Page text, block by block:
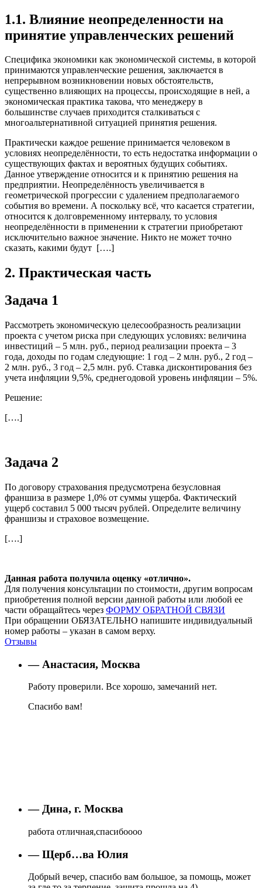
1.1. Влияние неопределенности на
принятие управленческих решений
Специфика экономики как экономической системы, в которой
принимаются управленческие решения, заключается в
непрерывном возникновении новых обстоятельств,
существенно влияющих на процессы, происходящие в ней, а
экономическая практика такова, что менеджеру в
большинстве случаев приходится сталкиваться с
многоальтернативной ситуацией принятия решения.
Практически каждое решение принимается человеком в
условиях неопределённости, то есть недостатка информации о
существующих фактах и вероятных будущих событиях.
Данное утверждение относится и к принятию решения на
предприятии. Неопределённость увеличивается в
геометрической прогрессии с удалением предполагаемого
события во времени. А поскольку всё, что касается стратегии,
относится к долговременному интервалу, то условия
неопределённости в применении к стратегии приобретают
исключительно важное значение. Никто не может точно
сказать, какими будут [….]
2. Практическая часть
Задача 1
Рассмотреть экономическую целесообразность реализации
проекта с учетом риска при следующих условиях: величина
инвестиций – 5 млн. руб., период реализации проекта – 3
года, доходы по годам следующие: 1 год – 2 млн. руб., 2 год –
2 млн. руб., 3 год – 2,5 млн. руб. Ставка дисконтирования без
учета инфляции 9,5%, среднегодовой уровень инфляции – 5%.
Решение:
[….]
Задача 2
По договору страхования предусмотрена безусловная
франшиза в размере 1,0% от суммы ущерба. Фактический
ущерб составил 5 000 тысяч рублей. Определите величину
франшизы и страховое возмещение.
[….]
Данная работа получила оценку «отлично».
Для получения консультации по стоимости, другим вопросам
приобретения полной версии данной работы или любой ее
части обращайтесь через ФОРМУ ОБРАТНОЙ СВЯЗИ
При обращении ОБЯЗАТЕЛЬНО напишите индивидуальный
номер работы – указан в самом верху.
Отзывы
— Анастасия, Москва
Работу проверили. Все хорошо, замечаний нет.
Спасибо вам!
— Дина, г. Москва
работа отличная,спасибоооо
— Щерб…ва Юлия
Добрый вечер, спасибо вам большое, за помощь, может